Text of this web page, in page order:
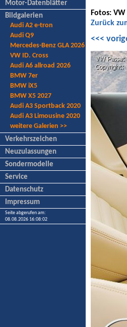
Motor-Datenblätter
Bildgalerien
Audi A2 e-tron
Audi Q9
Mercedes-Benz GLA 2026
VW ID. Cross
Audi A6 allroad 2026
BMW 7er
BMW iX5
BMW X5 2027
Audi A3 Sportback 2020
Audi A3 Limousine 2020
weitere Galerien >>
Verkehrszeichen
Neuzulassungen
Sondermodelle
Service
Datenschutz
Impressum
Seite abgerufen am:
08.08.2026 16:08:02
Fotos:
Zurück
<<<